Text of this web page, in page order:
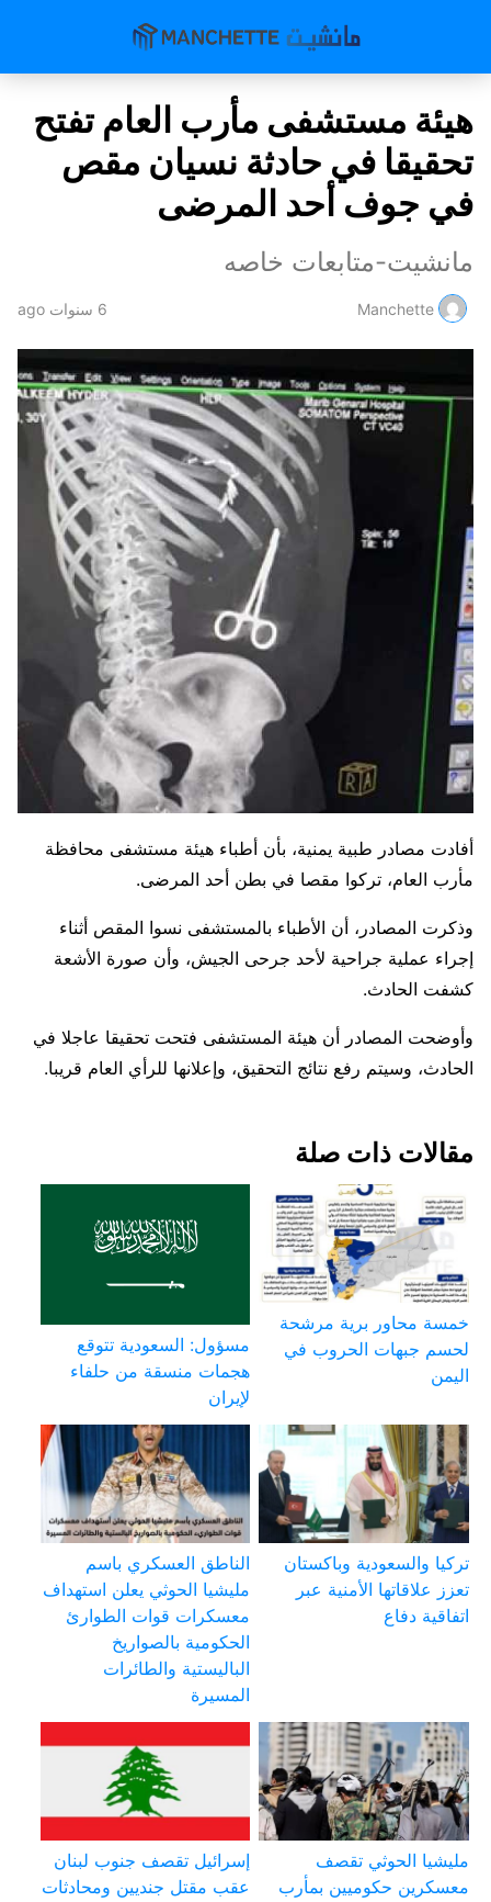
هيئة مستشفى مأرب العام تفتح
تحقيقا في حادثة نسيان مقص
في جوف أحد المرضى
مانشيت-متابعات خاصه
Manchette 6 سنوات ago
أفادت مصادر طبية يمنية، بأن أطباء هيئة مستشفى محافظة
مأرب العام، تركوا مقصا في بطن أحد المرضى.
وذكرت المصادر، أن الأطباء بالمستشفى نسوا المقص أثناء
إجراء عملية جراحية لأحد جرحى الجيش، وأن صورة الأشعة
كشفت الحادث.
وأوضحت المصادر أن هيئة المستشفى فتحت تحقيقا عاجلا في
الحادث، وسيتم رفع نتائج التحقيق، وإعلانها للرأي العام قريبا.
مقالات ذات صلة
خمسة محاور برية مرشحة
لحسم جبهات الحروب في
اليمن
مسؤول: السعودية تتوقع
هجمات منسقة من حلفاء
لإيران
تركيا والسعودية وباكستان
تعزز علاقاتها الأمنية عبر
اتفاقية دفاع
الناطق العسكري باسم
مليشيا الحوثي يعلن استهداف
معسكرات قوات الطوارئ
الحكومية بالصواريخ
الباليستية والطائرات
المسيرة
مليشيا الحوثي تقصف
معسكرين حكوميين بمأرب
إسرائيل تقصف جنوب لبنان
عقب مقتل جنديين ومحادثات